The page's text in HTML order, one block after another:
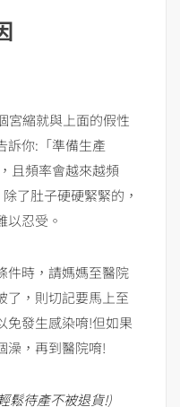
宮縮就與上面的假性
訴你:「準備生產
且頻率會越來越頻
了肚子硬硬緊緊的，
以忍受。
件時，請媽媽至醫院
了，則切記要馬上至
免發生感染唷!但如果
澡，再到醫院唷!
鬆待產不被退貨!)